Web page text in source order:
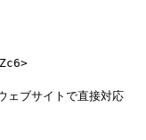
ブサイトで直接対応